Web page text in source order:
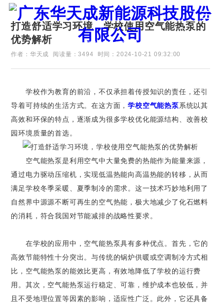
证券代码：835751
打造舒适学习环境，学校使用空气能热泵的
优势解析
作者：华天成 阅读量：3494 时间：2024-10-21 09:32:00
学校作为教育的前沿，不仅承担着传授知识的责任，还引
导着可持续的生活方式。在这方面，学校空气能热泵系统以其
高效和环保的特点，逐渐成为很多学校优化能源结构、改善校
园环境质量的首选。
空气能热泵是利用空气中大量免费的热能作为能量来源，
通过电力驱动压缩机，实现低温热能向高温热能的转移，从而
满足学校冬季采暖、夏季制冷的需求。这一技术巧妙地利用了
自然界中源源不断可再生的空气热能，极大地减少了化石燃料
的消耗，符合我国对节能减排的战略性要求。
在学校的应用中，空气能热泵具有多种优点。首先，它的
高效节能特性十分突出。与传统的锅炉供暖或空调制冷方式相
比，空气能热泵的能效比更高，有效地降低了学校的运行费
用。其次，空气能热泵运行稳定、可靠，维护成本也较低，并
且不受地理位置等因素的影响，适应性广泛。此外，它还具备